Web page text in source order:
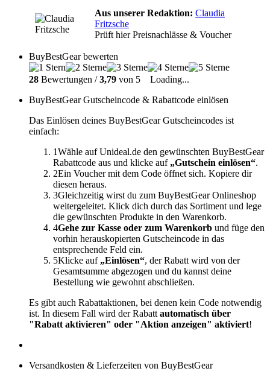
Aus unserer Redaktion: Claudia
Fritzsche
Prüft hier Preisnachlässe & Voucher
BuyBestGear bewerten
28 Bewertungen /3,79 von 5
Loading...
BuyBestGear Gutscheincode & Rabattcode einlösen
Das Einlösen deines BuyBestGear Gutscheincodes ist
einfach:
1Wähle auf Unideal.de den gewünschten BuyBestGear
Rabattcode aus und klicke auf „Gutschein einlösen“.
2Ein Voucher mit dem Code öffnet sich. Kopiere dir
diesen heraus.
3Gleichzeitig wirst du zum BuyBestGear Onlineshop
weitergeleitet. Klick dich durch das Sortiment und lege
die gewünschten Produkte in den Warenkorb.
4Gehe zur Kasse oder zum Warenkorb und füge den
vorhin herauskopierten Gutscheincode in das
entsprechende Feld ein.
5Klicke auf „Einlösen“, der Rabatt wird von der
Gesamtsumme abgezogen und du kannst deine
Bestellung wie gewohnt abschließen.
Es gibt auch Rabattaktionen, bei denen kein Code notwendig
ist. In diesem Fall wird der Rabatt automatisch über
"Rabatt aktivieren" oder "Aktion anzeigen" aktiviert!
Versandkosten & Lieferzeiten von BuyBestGear